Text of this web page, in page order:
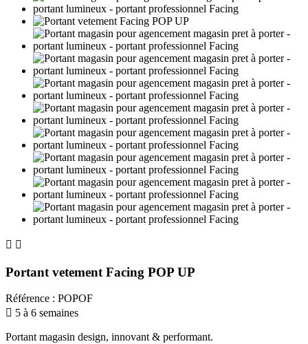
 
Portant vetement Facing POP UP
Référence : POPOF
 5 à 6 semaines
Portant magasin design, innovant & performant.